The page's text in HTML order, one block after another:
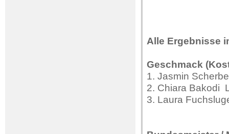
Alle Ergebnisse
Geschmack
1. Jasmin
2. Chiara Bakodi
3. Laura